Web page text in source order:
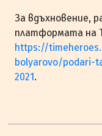
За вдъхновение,
платформата на
https://
bolyarovo/podari-
2021.